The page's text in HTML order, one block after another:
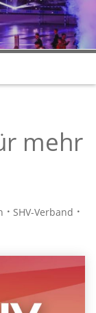
mehr
SHV-Verband